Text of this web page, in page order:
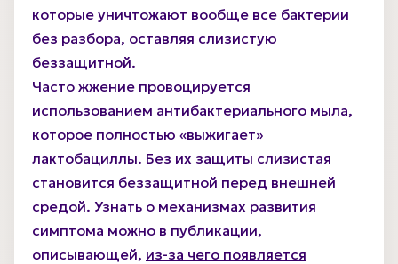
которые уничтожают вообще все бактерии
без разбора, оставляя слизистую
беззащитной.
Часто жжение провоцируется
использованием антибактериального мыла,
которое полностью «выжигает»
лактобациллы. Без их защиты слизистая
становится беззащитной перед внешней
средой. Узнать о механизмах развития
симптома можно в публикации,
описывающей, из-за чего появляется